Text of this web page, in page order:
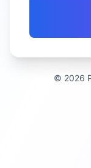
© 2026